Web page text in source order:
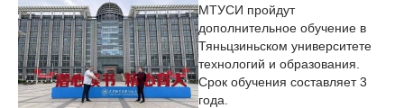
МТУСИ пройдут
дополнительное обучение в
Тяньцзиньском университете
технологий и образования.
Срок обучения составляет 3
года.